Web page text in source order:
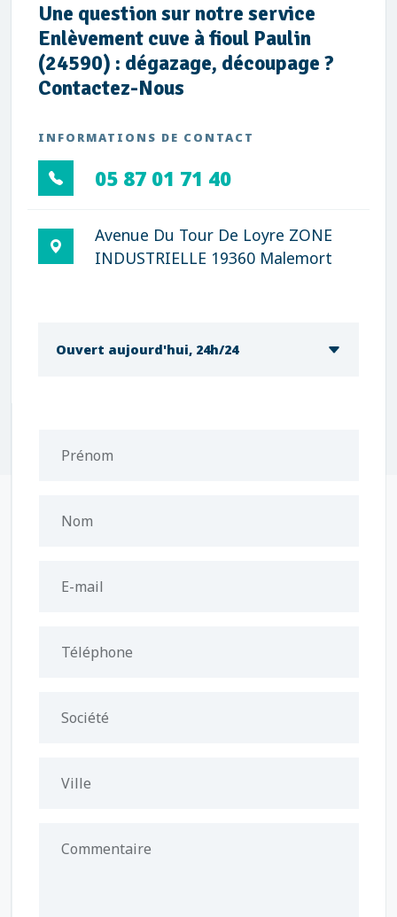
Une question sur notre service
Enlèvement cuve à fioul Paulin
(24590) : dégazage, découpage ?
Contactez-Nous
INFORMATIONS DE CONTACT
05 87 01 71 40
Avenue Du Tour De Loyre ZONE
INDUSTRIELLE 19360 Malemort
Ouvert aujourd'hui, 24h/24
Prénom
Nom
E-mail
Téléphone
Société
Ville
Commentaire